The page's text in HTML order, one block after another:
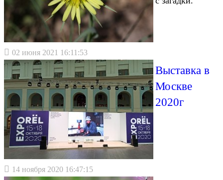
02 июня 2021 16:11:53
Выставка в
Москве
2020г
14 ноября 2020 16:47:15